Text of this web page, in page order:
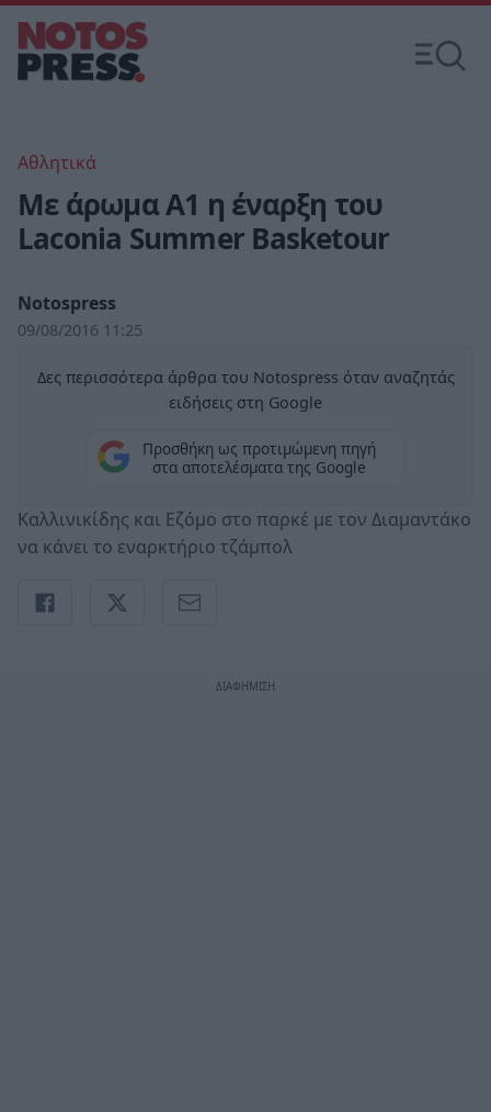
Αθλητικά
Με άρωμα Α1 η έναρξη του
Laconia Summer Basketour
Notospress
09/08/2016 11:25
Δες περισσότερα άρθρα του Notospress όταν αναζητάς
ειδήσεις στη Google
Προσθήκη ως προτιμώμενη πηγή
στα αποτελέσματα της Google
Καλλινικίδης και Εζόμο στο παρκέ με τον Διαμαντάκο
να κάνει το εναρκτήριο τζάμπολ